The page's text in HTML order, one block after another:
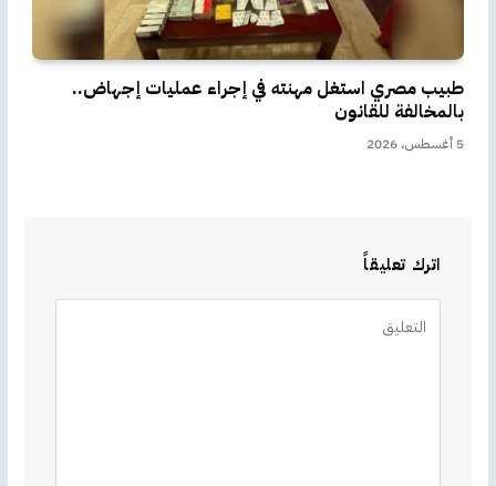
طبيب مصري استغل مهنته في إجراء عمليات إجهاض..
بالمخالفة للقانون
5 أغسطس، 2026
اترك تعليقاً